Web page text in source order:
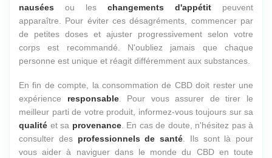
nausées ou les changements d'appétit peuvent
apparaître. Pour éviter ces désagréments, commencer par
de petites doses et ajuster progressivement selon votre
corps est recommandé. N'oubliez jamais que chaque
personne est unique et réagit différemment aux substances.
En fin de compte, la consommation de CBD doit rester une
expérience responsable. Pour vous assurer de tirer le
meilleur parti de votre produit, informez-vous toujours sur sa
qualité et sa provenance. En cas de doute, n'hésitez pas à
consulter des professionnels de santé. Ils sont là pour
vous aider à naviguer dans le monde du CBD en toute